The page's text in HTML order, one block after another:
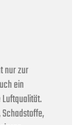
nur zur
ein